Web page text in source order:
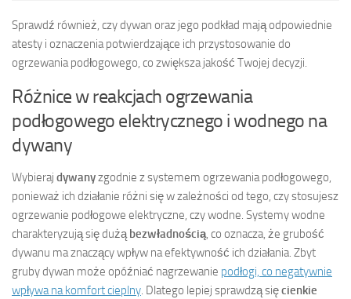
Sprawdź również, czy dywan oraz jego podkład mają odpowiednie
atesty i oznaczenia potwierdzające ich przystosowanie do
ogrzewania podłogowego, co zwiększa jakość Twojej decyzji.
Różnice w reakcjach ogrzewania
podłogowego elektrycznego i wodnego na
dywany
Wybieraj dywanyzgodnie z systemem ogrzewania podłogowego,
ponieważ ich działanie różni się w zależności od tego, czy stosujesz
ogrzewanie podłogowe elektryczne, czy wodne. Systemy wodne
charakteryzują się dużąbezwładnością, co oznacza, że grubość
dywanu ma znaczący wpływ na efektywność ich działania. Zbyt
gruby dywan może opóźniać nagrzewanie podłogi, co negatywnie
wpływa na komfort cieplny. Dlatego lepiej sprawdzą sięcienkie